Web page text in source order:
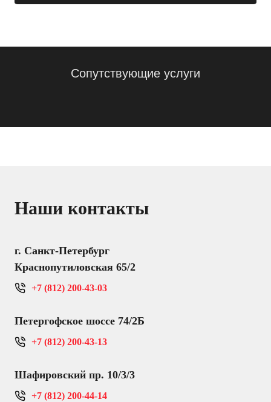
Сопутствующие услуги
Наши контакты
г. Санкт-Петербург
Краснопутиловская 65/2
+7 (812) 200-43-03
Петергофское шоссе 74/2Б
+7 (812) 200-43-13
Шафировский пр. 10/3/3
+7 (812) 200-44-14